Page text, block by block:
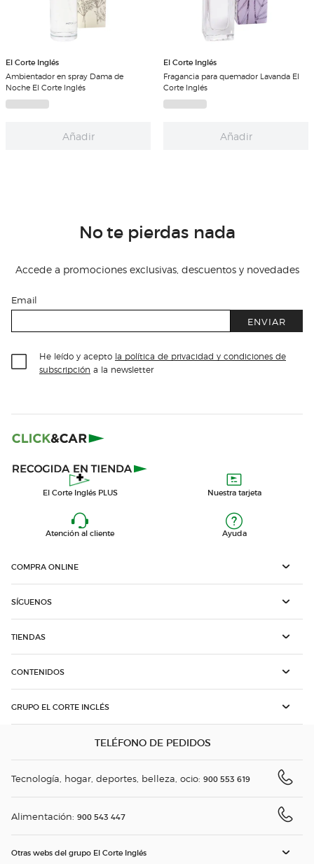
El Corte Inglés
Ambientador en spray Dama de
Noche El Corte Inglés
Añadir
El Corte Inglés
Fragancia para quemador Lavanda El
Corte Inglés
Añadir
No te pierdas nada
Accede a promociones exclusivas, descuentos y novedades
Email
ENVIAR
He leído y acepto la política de privacidad y condiciones de
subscripción a la newsletter
El Corte Inglés PLUS Nuestra tarjeta
Atención al cliente Ayuda
COMPRA ONLINE
SÍGUENOS
TIENDAS
CONTENIDOS
GRUPO EL CORTE INGLÉS
TELÉFONO DE PEDIDOS
Tecnología, hogar, deportes, belleza, ocio: 900 553 619
Alimentación: 900 543 447
Otras webs del grupo El Corte Inglés